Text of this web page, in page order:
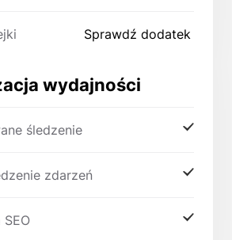
Sprawdź dodatek
wydajności
śledzenie
zdarzeń